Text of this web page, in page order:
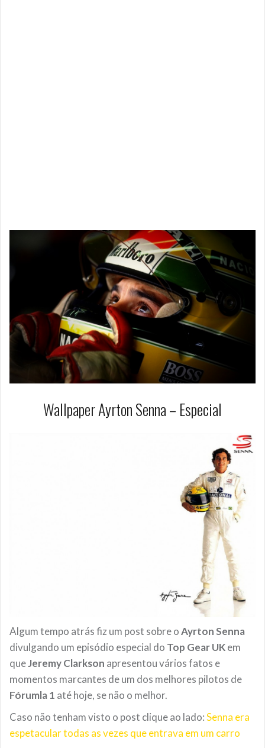
Wallpaper Ayrton Senna – Especial
Algum tempo atrás fiz um post sobre oAyrton Senna
divulgando um episódio especial do Top Gear UKem
queJeremy Clarkson apresentou vários fatos e
momentos marcantes de um dos melhores pilotos de
Fórumla 1 até hoje, se não o melhor.
Caso não tenham visto o post clique ao lado:Senna era
espetacular todas as vezes que entrava em um carro